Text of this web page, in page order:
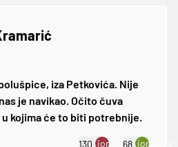
iza Petkovića. Nije
je navikao. Očito čuva
kojima će to biti potrebnije.
130 ion:minus
68 ion:plus